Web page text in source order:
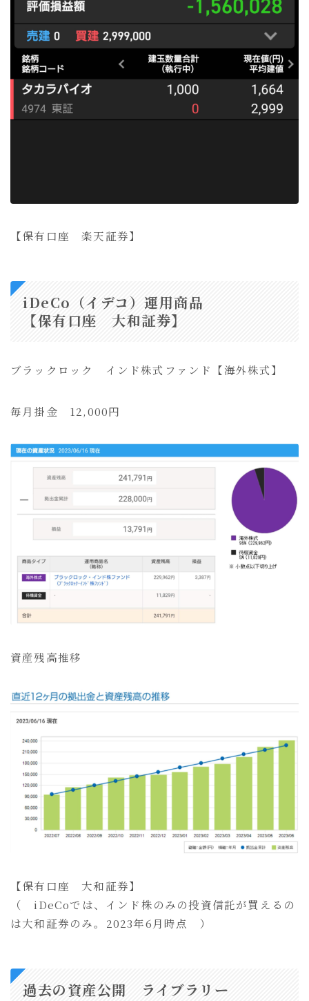
【保有口座 楽天証券】
iDeCo（イデコ）運用商品
【保有口座 大和証券】
ブラックロック インド株式ファンド【海外株式】
毎月掛金 12,000円
資産残高推移
【保有口座 大和証券】
（ iDeCoでは、インド株のみの投資信託が買えるの
は大和証券のみ。2023年6月時点 ）
過去の資産公開 ライブラリー